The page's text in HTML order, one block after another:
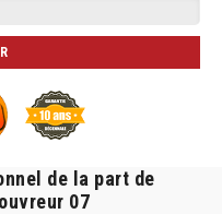
de la part de
07